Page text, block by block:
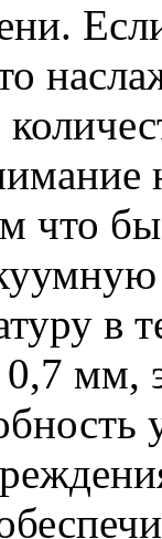
что
в
0,7 мм,